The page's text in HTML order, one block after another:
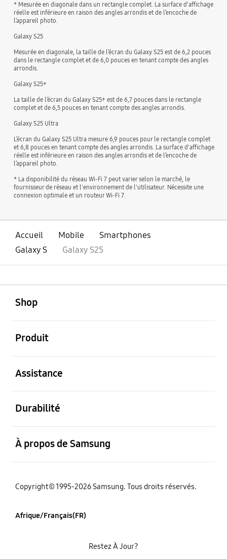
* Mesurée en diagonale dans un rectangle complet. La surface d'affichage
réelle est inférieure en raison des angles arrondis et de l’encoche de
l’appareil photo.
Galaxy S25
Mesurée en diagonale, la taille de l’écran du Galaxy S25 est de 6,2 pouces
dans le rectangle complet et de 6,0 pouces en tenant compte des angles
arrondis.
Galaxy S25+
La taille de l’écran du Galaxy S25+ est de 6,7 pouces dans le rectangle
complet et de 6,5 pouces en tenant compte des angles arrondis.
Galaxy S25 Ultra
L’écran du Galaxy S25 Ultra mesure 6,9 pouces pour le rectangle complet
et 6,8 pouces en tenant compte des angles arrondis. La surface d'affichage
réelle est inférieure en raison des angles arrondis et de l’encoche de
l’appareil photo.
* La disponibilité du réseau Wi-Fi 7 peut varier selon le marché, le
fournisseur de réseau et l'environnement de l'utilisateur. Nécessite une
connexion optimale et un routeur Wi-Fi 7.
Accueil Mobile
Smartphones
Galaxy S
Galaxy S25
Shop
Produit
Assistance
Durabilité
À propos de Samsung
Copyright© 1995-2026 Samsung. Tous droits réservés.
Afrique/Français(FR)
Restez À Jour?